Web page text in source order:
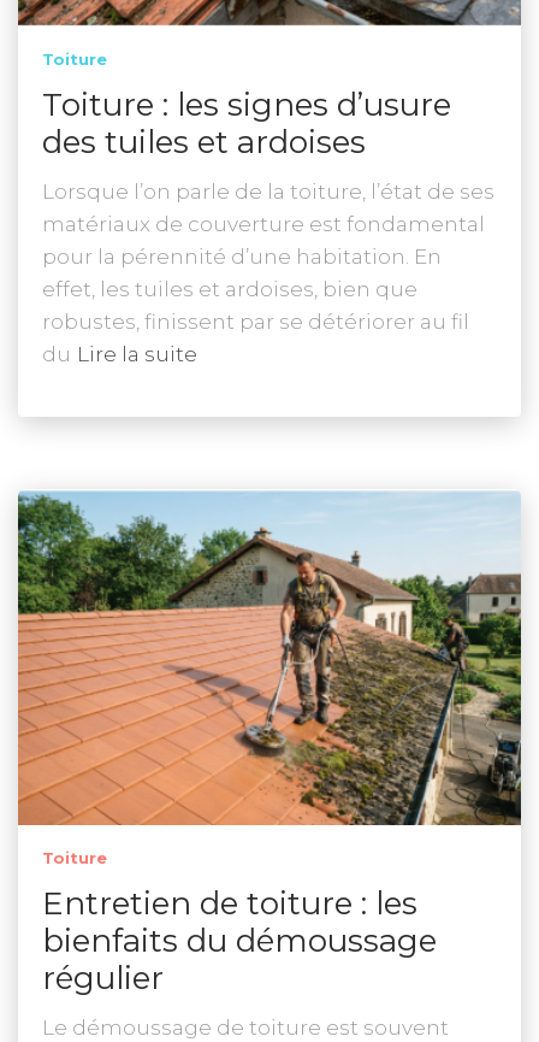
Toiture
Toiture : les signes d’usure
des tuiles et ardoises
Lorsque l’on parle de la toiture, l’état de ses
matériaux de couverture est fondamental
pour la pérennité d’une habitation. En
effet, les tuiles et ardoises, bien que
robustes, finissent par se détériorer au fil
du Lire la suite
Toiture
Entretien de toiture : les
bienfaits du démoussage
régulier
Le démoussage de toiture est souvent